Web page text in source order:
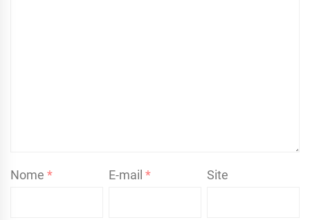
Nome * E-mail* Site